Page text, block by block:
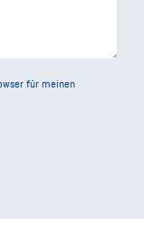
HFD-
für meinen